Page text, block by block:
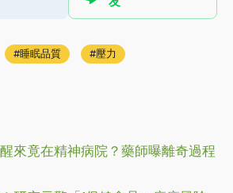
睡眠品質 壓力
來竟在精神病院？藥師曝離奇過程